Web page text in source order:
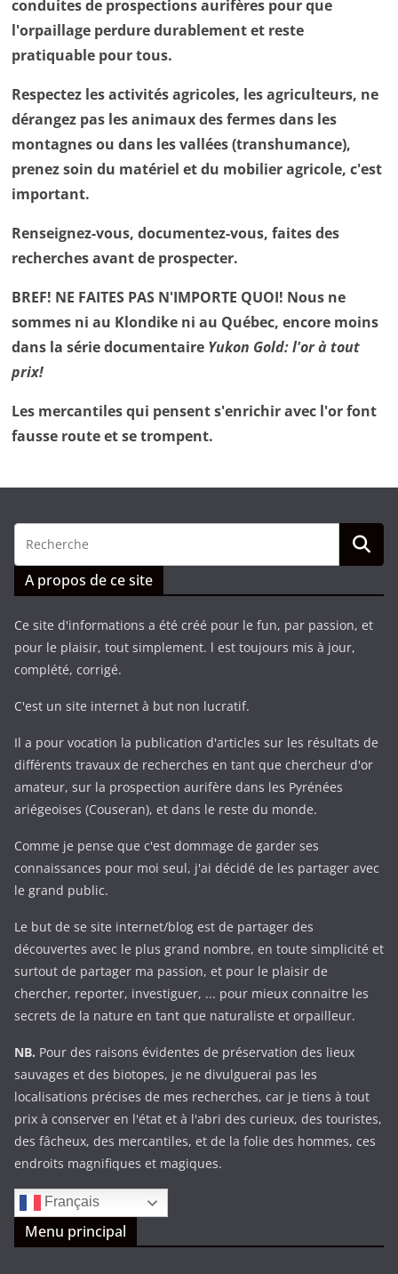
conduites de prospections aurifères pour que
l'orpaillage perdure durablement et reste
pratiquable pour tous.
Respectez les activités agricoles, les agriculteurs, ne
dérangez pas les animaux des fermes dans les
montagnes ou dans les vallées (transhumance),
prenez soin du matériel et du mobilier agricole, c'est
important.
Renseignez-vous, documentez-vous, faites des
recherches avant de prospecter.
BREF! NE FAITES PAS N'IMPORTE QUOI! Nous ne
sommes ni au Klondike ni au Québec, encore moins
dans la série documentaire Yukon Gold: l'or à tout
prix!
Les mercantiles qui pensent s'enrichir avec l'or font
fausse route et se trompent.
A propos de ce site
Ce site d'informations a été créé pour le fun, par passion, et
pour le plaisir, tout simplement. l est toujours mis à jour,
complété, corrigé.
C'est un site internet à but non lucratif.
Il a pour vocation la publication d'articles sur les résultats de
différents travaux de recherches en tant que chercheur d'or
amateur, sur la prospection aurifère dans les Pyrénées
ariégeoises (Couseran), et dans le reste du monde.
Comme je pense que c'est dommage de garder ses
connaissances pour moi seul, j'ai décidé de les partager avec
le grand public.
Le but de se site internet/blog est de partager des
découvertes avec le plus grand nombre, en toute simplicité et
surtout de partager ma passion, et pour le plaisir de
chercher, reporter, investiguer, ... pour mieux connaitre les
secrets de la nature en tant que naturaliste et orpailleur.
NB. Pour des raisons évidentes de préservation des lieux
sauvages et des biotopes, je ne divulguerai pas les
localisations précises de mes recherches, car je tiens à tout
prix à conserver en l'état et à l'abri des curieux, des touristes,
des fâcheux, des mercantiles, et de la folie des hommes, ces
endroits magnifiques et magiques.
Français
Menu principal